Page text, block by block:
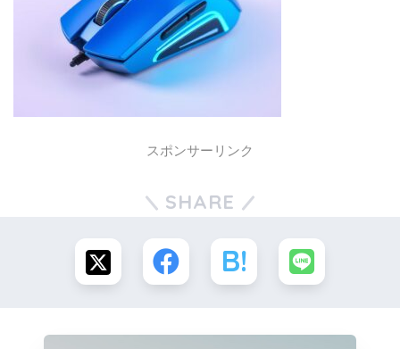
スポンサーリンク
SHARE